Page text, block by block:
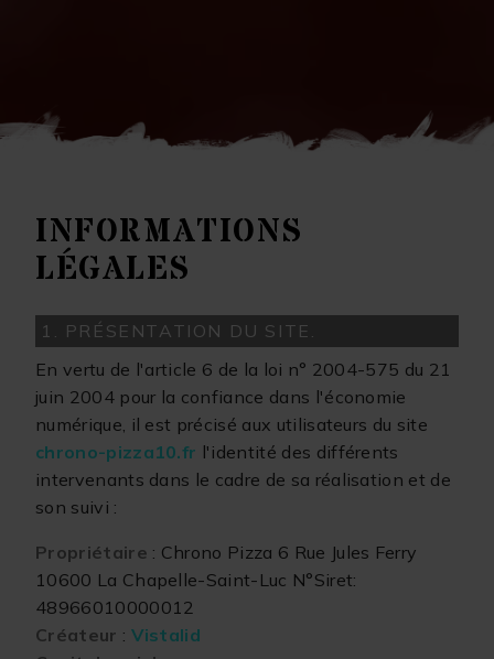
INFORMATIONS
LÉGALES
1. PRÉSENTATION DU SITE.
En vertu de l'article 6 de la loi n° 2004-575 du 21
juin 2004 pour la confiance dans l'économie
numérique, il est précisé aux utilisateurs du site
chrono-pizza10.fr l'identité des différents
intervenants dans le cadre de sa réalisation et de
son suivi :
Propriétaire : Chrono Pizza 6 Rue Jules Ferry
10600 La Chapelle-Saint-Luc N°Siret:
48966010000012
Créateur : Vistalid